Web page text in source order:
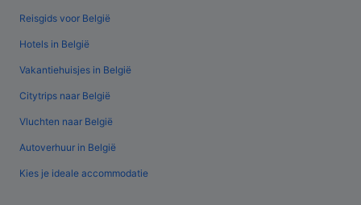
Reisgids voor België
Hotels in België
Vakantiehuisjes in België
Citytrips naar België
Vluchten naar België
Autoverhuur in België
Kies je ideale accommodatie